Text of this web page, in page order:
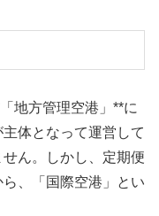
地方管理空港」**に
体となって運営して
ん。しかし、定期便
、「国際空港」とい